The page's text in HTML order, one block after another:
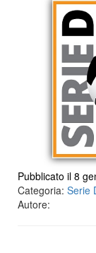
Pubblicato il 8
Categoria: Serie
Autore: